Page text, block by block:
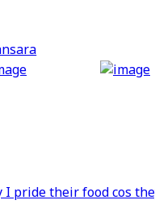
I pride their food cos